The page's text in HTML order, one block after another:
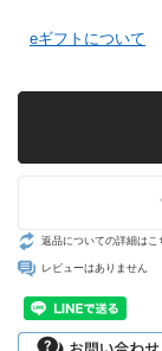
eギフトについて
返品についての詳細はこ
レビューはありません